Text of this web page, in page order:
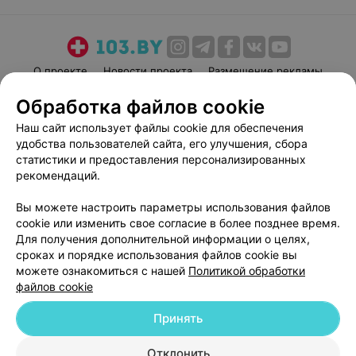
О проекте Новости проекта
Размещение рекламы
Пользовательское соглашение
Способы оплаты
Вакансии
Партнеры
Написать руководителю 103.by
Персональные настройки cookie
Обработка персональных данных
© 2026 ООО «Артокс Лаб», УНП 191700409| 220012, Республика Беларусь,
г. Минск, улица Толбухина, 2, пом. 16 | help@103.by
Обработка файлов cookie
Наш сайт использует файлы cookie для обеспечения
удобства пользователей сайта, его улучшения, сбора
статистики и предоставления персонализированных
рекомендаций.
Вы можете настроить параметры использования файлов
cookie или изменить свое согласие в более позднее время.
Для получения дополнительной информации о целях,
сроках и порядке использования файлов cookie вы
можете ознакомиться с нашей Политикой обработки
файлов cookie
Принять